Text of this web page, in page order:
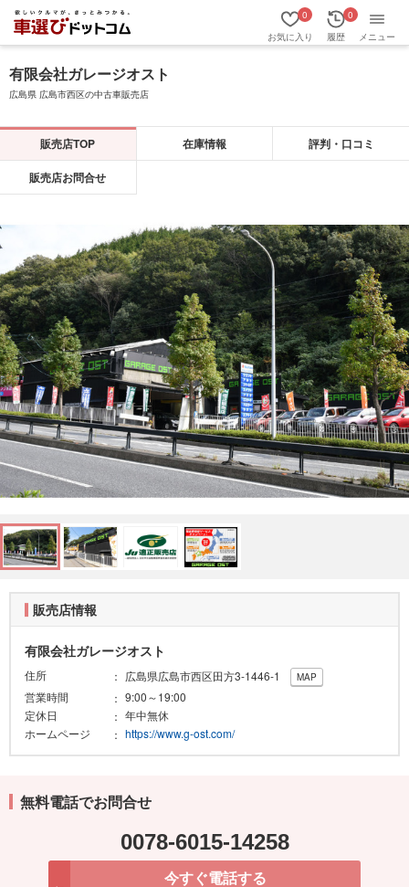
お気に入り
0
履歴
0
メニュー
有限会社ガレージオスト
広島県 広島市西区の中古車販売店
販売店TOP 在庫情報 評判・口コミ
販売店お問合せ
販売店情報
有限会社ガレージオスト
住所 広島県広島市西区田方3-1446-1 MAP
営業時間
9:00～19:00
定休日
年中無休
ホームページ
https://www.g-ost.com/
無料電話でお問合せ
0078-6015-14258
今すぐ電話する